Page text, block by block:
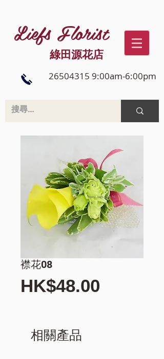
Liefs Florist
綠田源花店
26504315 9:00am-6:00pm
襟花08
HK$48.00
相關產品